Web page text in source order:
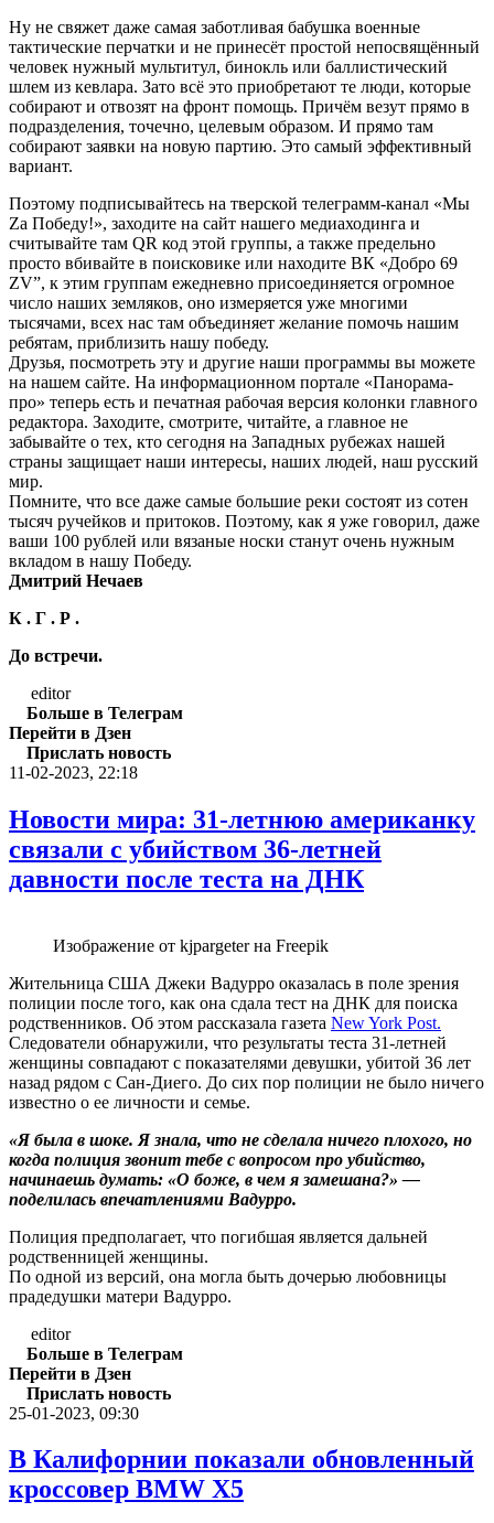
Ну не свяжет даже самая заботливая бабушка военные
тактические перчатки и не принесёт простой непосвящённый
человек нужный мультитул, бинокль или баллистический
шлем из кевлара. Зато всё это приобретают те люди, которые
собирают и отвозят на фронт помощь. Причём везут прямо в
подразделения, точечно, целевым образом. И прямо там
собирают заявки на новую партию. Это самый эффективный
вариант.
Поэтому подписывайтесь на тверской телеграмм-канал «Мы
Za Победу!», заходите на сайт нашего медиаходинга и
считывайте там QR код этой группы, а также предельно
просто вбивайте в поисковике или находите ВК «Добро 69
ZV”, к этим группам ежедневно присоединяется огромное
число наших земляков, оно измеряется уже многими
тысячами, всех нас там объединяет желание помочь нашим
ребятам, приблизить нашу победу.
Друзья, посмотреть эту и другие наши программы вы можете
на нашем сайте. На информационном портале «Панорама-
про» теперь есть и печатная рабочая версия колонки главного
редактора. Заходите, смотрите, читайте, а главное не
забывайте о тех, кто сегодня на Западных рубежах нашей
страны защищает наши интересы, наших людей, наш русский
мир.
Помните, что все даже самые большие реки состоят из сотен
тысяч ручейков и притоков. Поэтому, как я уже говорил, даже
ваши 100 рублей или вязаные носки станут очень нужным
вкладом в нашу Победу.
Дмитрий Нечаев
К . Г . Р .
До встречи.
editor
Больше в Телеграм
Перейти в Дзен
Прислать новость
11-02-2023, 22:18
Новости мира: 31-летнюю американку
связали с убийством 36-летней
давности после теста на ДНК
Изображение от kjpargeter на Freepik
Жительница США Джеки Вадурро оказалась в поле зрения
полиции после того, как она сдала тест на ДНК для поиска
родственников. Об этом рассказала газета New York Post.
Следователи обнаружили, что результаты теста 31-летней
женщины совпадают с показателями девушки, убитой 36 лет
назад рядом с Сан-Диего. До сих пор полиции не было ничего
известно о ее личности и семье.
«Я была в шоке. Я знала, что не сделала ничего плохого, но
когда полиция звонит тебе с вопросом про убийство,
начинаешь думать: «О боже, в чем я замешана?» —
поделилась впечатлениями Вадурро.
Полиция предполагает, что погибшая является дальней
родственницей женщины.
По одной из версий, она могла быть дочерью любовницы
прадедушки матери Вадурро.
editor
Больше в Телеграм
Перейти в Дзен
Прислать новость
25-01-2023, 09:30
В Калифорнии показали обновленный
кроссовер BMW X5